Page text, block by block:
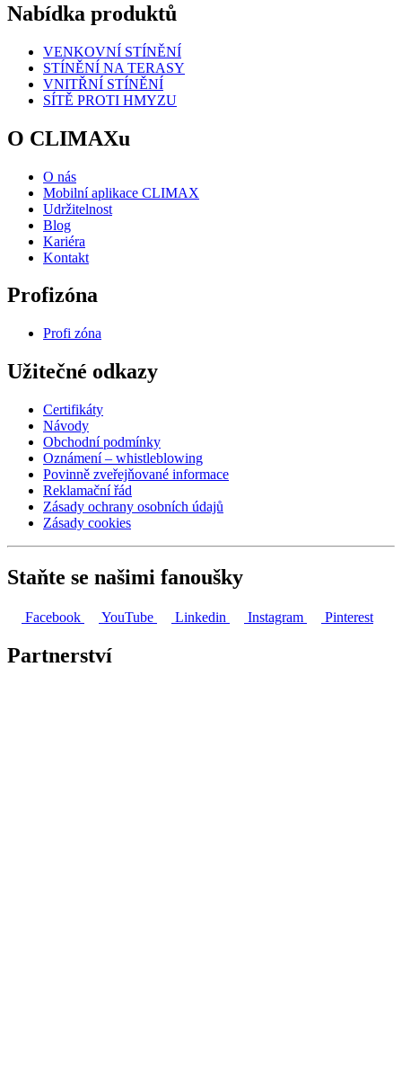
Nabídka produktů
VENKOVNÍ STÍNĚNÍ
STÍNĚNÍ NA TERASY
VNITŘNÍ STÍNĚNÍ
SÍTĚ PROTI HMYZU
O CLIMAXu
O nás
Mobilní aplikace CLIMAX
Udržitelnost
Blog
Kariéra
Kontakt
Profizóna
Profi zóna
Užitečné odkazy
Certifikáty
Návody
Obchodní podmínky
Oznámení – whistleblowing
Povinně zveřejňované informace
Reklamační řád
Zásady ochrany osobních údajů
Zásady cookies
Staňte se našimi fanoušky
Facebook YouTube Linkedin Instagram Pinterest
Partnerství